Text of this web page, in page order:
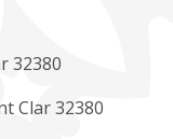
32380
Clar 32380